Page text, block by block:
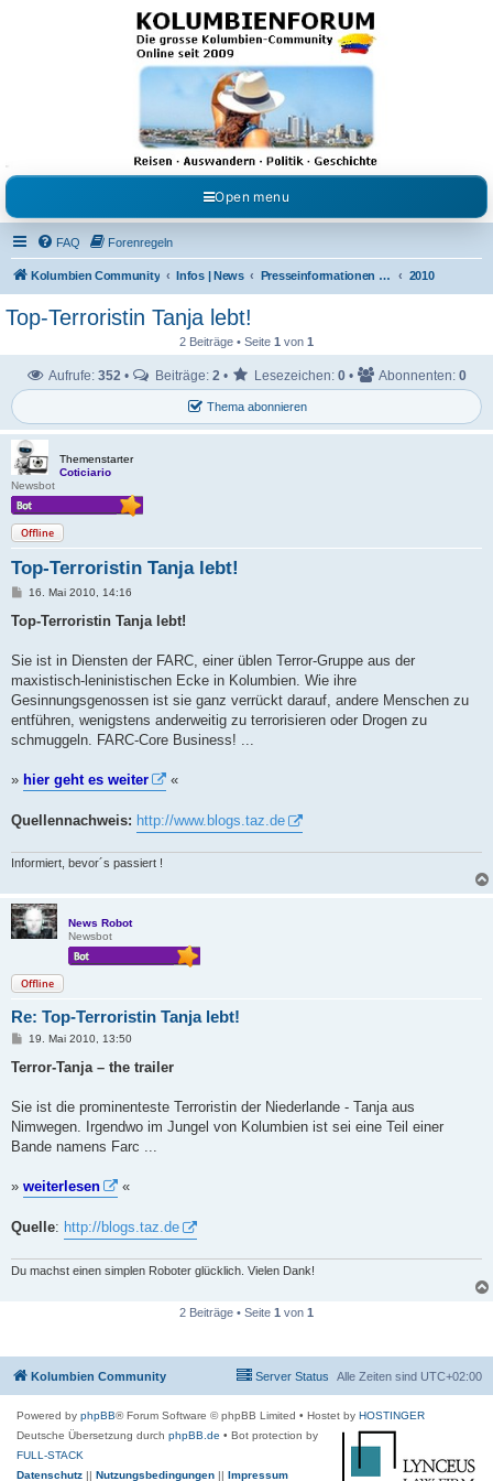
Kolumbienforum - Das
grosse Forum der
Freunde Kolumbiens
Reisen, Auswandern, Kultur, Politik, Geschichte und Visum in Kolumbien und Venezuela.
Austausch, Erfahrungen und Gemeinschaft im Kolumbienforum
Open menu
FAQ Forenregeln
Kolumbien Community Infos | News Presseinformationen & Neuigkeiten 2010
Top-Terroristin Tanja lebt!
2 Beiträge • Seite 1 von 1
Thema abonnieren
Aufrufe: 352 • Beiträge: 2 • Lesezeichen: 0 • Abonnenten: 0
Themenstarter
Coticiario
Newsbot
Offline
Top-Terroristin Tanja lebt!
B
i
a
16. Mai 2010, 14:16
Top-Terroristin Tanja lebt!
Sie ist in Diensten der FARC, einer üblen Terror-Gruppe aus der
maxistisch-leninistischen Ecke in Kolumbien. Wie ihre
Gesinnungsgenossen ist sie ganz verrückt darauf, andere Menschen zu
entführen, wenigstens anderweitig zu terrorisieren oder Drogen zu
schmuggeln. FARC-Core Business! ...
» hier geht es weiter «
Quellennachweis: http://www.blogs.taz.de
Informiert, bevor´s passiert !
News Robot
Newsbot
Offline
Re: Top-Terroristin Tanja lebt!
B
i
a
19. Mai 2010, 13:50
Terror-Tanja – the trailer
Sie ist die prominenteste Terroristin der Niederlande - Tanja aus
Nimwegen. Irgendwo im Jungel von Kolumbien ist sei eine Teil einer
Bande namens Farc ...
» weiterlesen «
Quelle: http://blogs.taz.de
Du machst einen simplen Roboter glücklich. Vielen Dank!
2 Beiträge • Seite 1 von 1
Kolumbien Community Alle Zeiten sind UTC+02:00
Server Status
Powered by phpBB® Forum Software © phpBB Limited • Hostet by HOSTINGER
Deutsche Übersetzung durch phpBB.de • Bot protection by
FULL-STACK
Datenschutz || Nutzungsbedingungen || Impressum